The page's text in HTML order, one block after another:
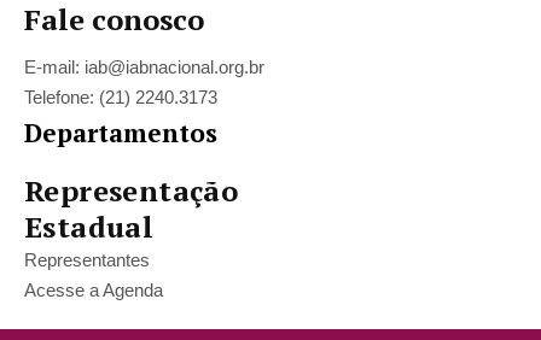
Fale conosco
E-mail: iab@iabnacional.org.br
Telefone: (21) 2240.3173
Departamentos
Representação
Estadual
Representantes
Acesse a Agenda